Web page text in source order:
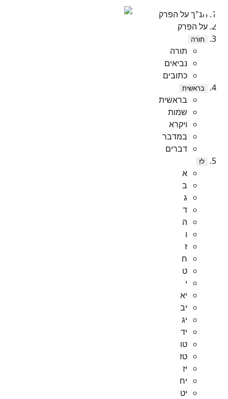
תנ"ך על הפרק
על הפרק
תורה
תורה
נביאים
כתובים
בראשית
בראשית
שמות
ויקרא
במדבר
דברים
לז
א
ב
ג
ד
ה
ו
ז
ח
ט
י
יא
יב
יג
יד
טו
טז
יז
יח
יט